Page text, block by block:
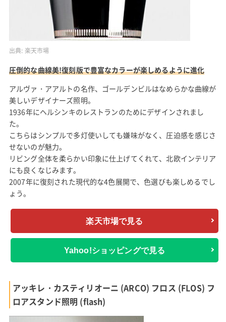
出典: 楽天市場
圧倒的な曲線美!復刻版で豊富なカラーが楽しめるように進化
アルヴァ・アアルトの名作、ゴールデンビルはなめらかな曲線が
美しいデザイナーズ照明。
1936年にヘルシンキのレストランのためにデザインされまし
た。
こちらはシンプルで多灯使いしても嫌味がなく、圧迫感を感じさ
せないのが魅力。
リビング全体を柔らかい印象に仕上げてくれて、北欧インテリア
にも良くなじみます。
2007年に復刻された現代的な4色展開で、色選びも楽しめるでし
ょう。
楽天市場で見る
Yahoo!ショッピングで見る
アッキレ・カスティリオーニ (ARCO) フロス (FLOS) フ
ロアスタンド照明 (flash)